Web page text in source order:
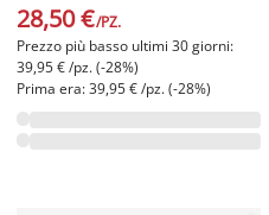
28,50 €/PZ.
Prezzo più basso ultimi 30 giorni:
39,95 € /pz. (-28%)
Prima era: 39,95 € /pz. (-28%)